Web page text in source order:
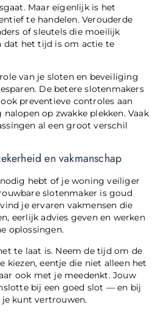
Maar eigenlijk is het
te handelen. Verouderde
of sleutels die moeilijk
dat het tijd is om actie te
van je sloten en beveiliging
De betere slotenmakers
preventieve controles aan
op zwakke plekken. Vaak
al een groot verschil
en vakmanschap
hebt of je woning veiliger
slotenmaker is goud
je ervaren vakmensen die
eerlijk advies geven en werken
oplossingen.
te laat is. Neem de tijd om de
kiezen, eentje die niet alleen het
ook met je meedenkt. Jouw
bij een goed slot — en bij
kunt vertrouwen.